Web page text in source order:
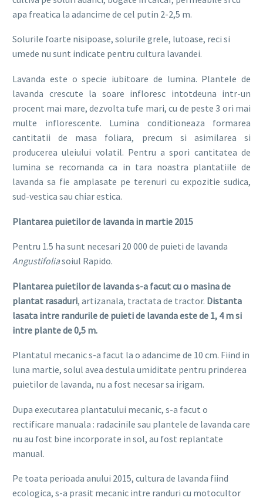
apa freatica la adancime de cel putin 2-2,5 m.
Solurile foarte nisipoase, solurile grele, lutoase, reci si
umede nu sunt indicate pentru cultura lavandei.
Lavanda este o specie iubitoare de lumina. Plantele de
lavanda crescute la soare infloresc intotdeuna intr-un
procent mai mare, dezvolta tufe mari, cu de peste 3 ori mai
multe inflorescente. Lumina conditioneaza formarea
cantitatii de masa foliara, precum si asimilarea si
producerea uleiului volatil. Pentru a spori cantitatea de
lumina se recomanda ca in tara noastra plantatiile de
lavanda sa fie amplasate pe terenuri cu expozitie sudica,
sud-vestica sau chiar estica.
Plantarea puietilor de lavanda in martie 2015
Pentru 1.5 ha sunt necesari 20 000 de puieti de lavanda
Angustifoliasoiul Rapido.
Plantarea puietilor de lavanda s-a facut cu o masina de
plantat rasaduri, artizanala, tractata de tractor. Distanta
lasata intre randurile de puieti de lavanda este de 1, 4 m si
intre plante de 0,5 m.
Plantatul mecanic s-a facut la o adancime de 10 cm. Fiind in
luna martie, solul avea destula umiditate pentru prinderea
puietilor de lavanda, nu a fost necesar sa irigam.
Dupa executarea plantatului mecanic, s-a facut o
rectificare manuala : radacinile sau plantele de lavanda care
nu au fost bine incorporate in sol, au fost replantate
manual.
Pe toata perioada anului 2015, cultura de lavanda fiind
ecologica, s-a prasit mecanic intre randuri cu motocultor